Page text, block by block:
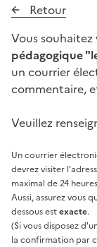
Retour
Vous
pédagogique
un courrier
commentaire,
Veuillez
Un courrier
devrez visiter
maximal de 24
Aussi, assurez vous
dessous estexacte.
(Si vous disposez
la confirmation par